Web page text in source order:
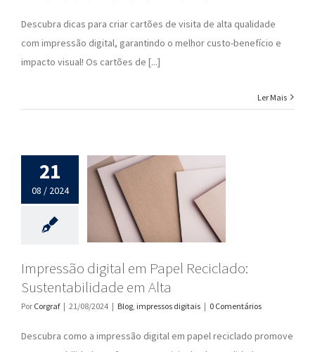
Descubra dicas para criar cartões de visita de alta qualidade
com impressão digital, garantindo o melhor custo-benefício e
impacto visual! Os cartões de [...]
Ler Mais
21
08 / 2024
Impressão digital em Papel Reciclado:
Sustentabilidade em Alta
Por Corgraf | 21/08/2024 | Blog impressos digitais | 0 Comentários
Descubra como a impressão digital em papel reciclado promove